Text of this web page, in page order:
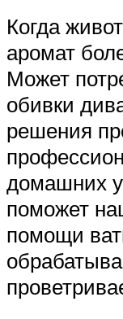
Когда
аромат
Может
обивки
решения
домашних
поможет
помощи